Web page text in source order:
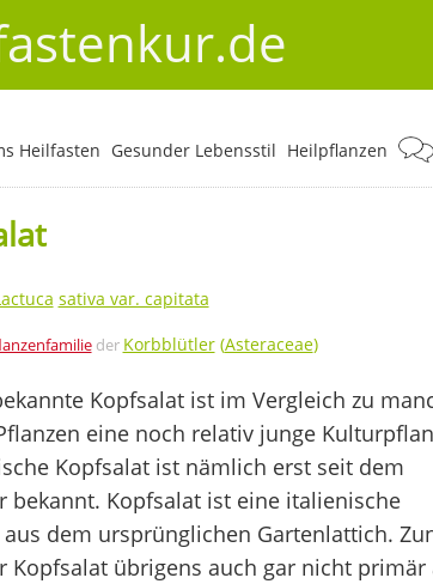
Heilfasten Gesunder Lebensstil Heilpflanzen
sativa var. capitata
der Korbblütler(Asteraceae)
Kopfsalat ist im Vergleich zu
eine noch relativ junge
Kopfsalat ist nämlich erst seit dem
bekannt. Kopfsalat ist eine italienische
dem ursprünglichen Gartenlattich.
Kopfsalat übrigens auch gar nicht primär